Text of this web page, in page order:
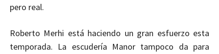
pero real.
Roberto Merhi está haciendo un gran esfuerzo esta
temporada. La escudería Manor tampoco da para